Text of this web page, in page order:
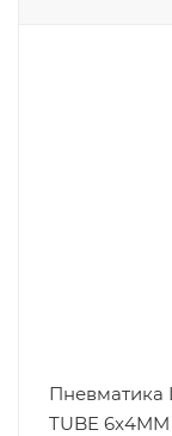
Пневматика
TUBE 6x4MM